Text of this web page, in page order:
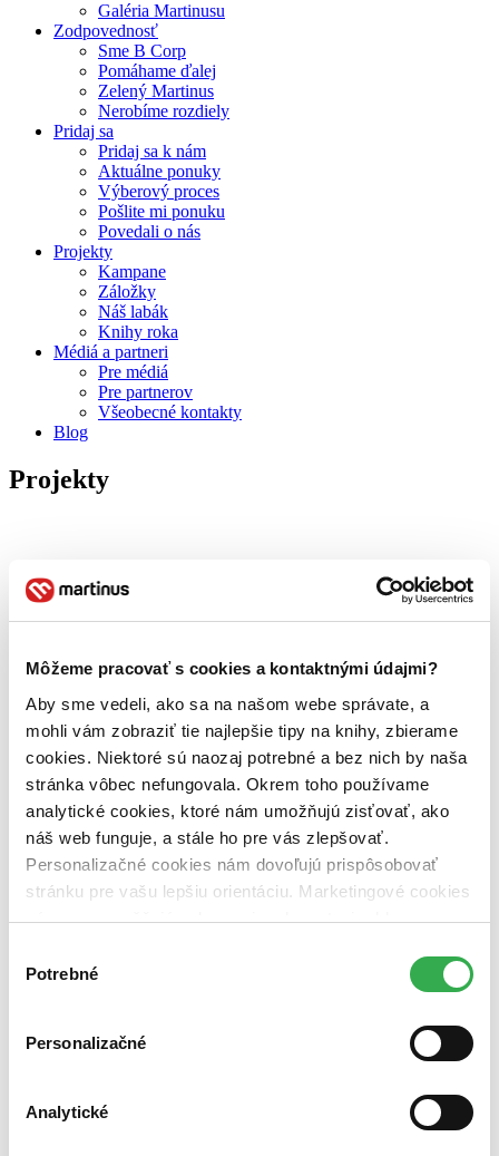
Môžeme pracovať s cookies a kontaktnými údajmi?
Aby sme vedeli, ako sa na našom webe správate, a
mohli vám zobraziť tie najlepšie tipy na knihy, zbierame
cookies. Niektoré sú naozaj potrebné a bez nich by naša
stránka vôbec nefungovala. Okrem toho používame
analytické cookies, ktoré nám umožňujú zisťovať, ako
náš web funguje, a stále ho pre vás zlepšovať.
Personalizačné cookies nám dovoľujú prispôsobovať
stránku pre vašu lepšiu orientáciu. Marketingové cookies
nám zas umožňujú zobrazenie relevantnej reklamy.
nám pomohlo, keby sme mohli používať všetky tieto
súhlasu
Potrebné
Personalizačné
Analytické
Galéria Martinusu
Zodpovednosť
Sme B Corp
Pomáhame ďalej
Zelený Martinus
Nerobíme rozdiely
Pridaj sa
Pridaj sa k nám
Aktuálne ponuky
Výberový proces
Pošlite mi ponuku
Povedali o nás
Projekty
Kampane
Záložky
Náš labák
Knihy roka
Médiá a partneri
Pre médiá
Pre partnerov
Všeobecné kontakty
Blog
Projekty
V Martinuse sa nám za tie roky podarilo vytvoriť množstvo
krásnych projektov. Niektoré z nich boli jednohubky, iné sa
každoročne opakujú a prinášajú radosť knihomoľom a
nami.
Kampane
Záložky
Náš labák
Knihy roka
Kampane
Vitaj na mieste plnom skvelých martinusáckych kampaní či súťaží,
ale aj spomienok na spoločné krsty, besedy a autogramiády tvojich
obľúbených autorov a autoriek. Veríme, že malý výlet do minulosti
ťa poteší rovnako, ako potešil aj nás 🙂
2015